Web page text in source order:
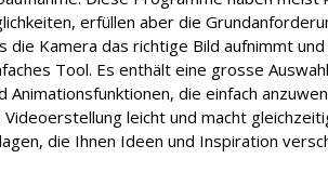
erfüllen aber die
die Kamera das richtige Bild aufnimmt
Tool. Es enthält eine grosse
Animationsfunktionen, die einfach
Videoerstellung leicht und macht
die Ihnen Ideen und Inspiration